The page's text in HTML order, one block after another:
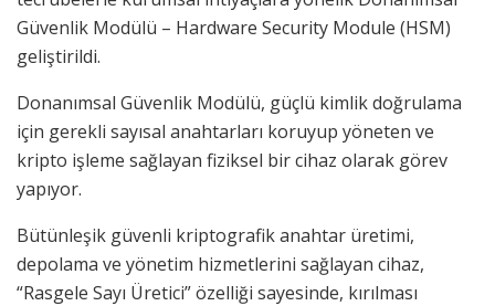
Güvenlik Modülü – Hardware Security Module (HSM)
geliştirildi.
Donanımsal Güvenlik Modülü, güçlü kimlik doğrulama
için gerekli sayısal anahtarları koruyup yöneten ve
kripto işleme sağlayan fiziksel bir cihaz olarak görev
yapıyor.
Bütünleşik güvenli kriptografik anahtar üretimi,
depolama ve yönetim hizmetlerini sağlayan cihaz,
“Rasgele Sayı Üretici” özelliği sayesinde, kırılması